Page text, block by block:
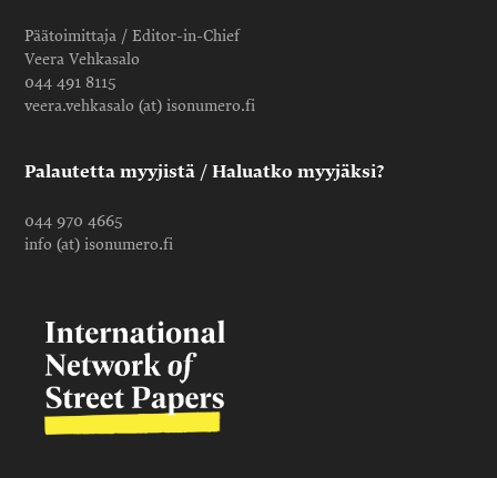
Päätoimittaja / Editor-in-Chief
Veera Vehkasalo
044 491 8115
veera.vehkasalo (at) isonumero.fi
Palautetta myyjistä / Haluatko myyjäksi?
044 970 4665
info (at) isonumero.fi